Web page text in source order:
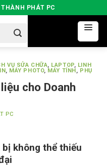
PHÁT PC
VỤ SỬA CHỮA, LAPTOP, LINH
, MÁY PHOTO, MÁY TÍNH, PHỤ
cho Doanh
PC
không thể thiếu